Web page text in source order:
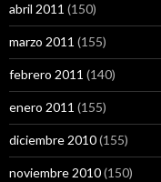
abril 2011 (150)
marzo 2011 (155)
febrero 2011 (140)
enero 2011 (155)
diciembre 2010(155)
noviembre 2010(150)